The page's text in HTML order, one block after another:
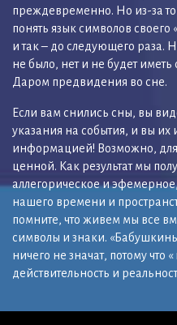
преждевременно. Но из-за
понять язык символов своего
и так – до следующего раза.
не было, нет и не будет
Даром предвидения во сне.
Если вам снились сны, вы
указания на события, и вы их
информацией! Возможно, для
ценной. Как результат мы
аллегорическое и
нашего времени и
помните, что живем мы все
символы и знаки.
ничего не значат, потому что
действительность и